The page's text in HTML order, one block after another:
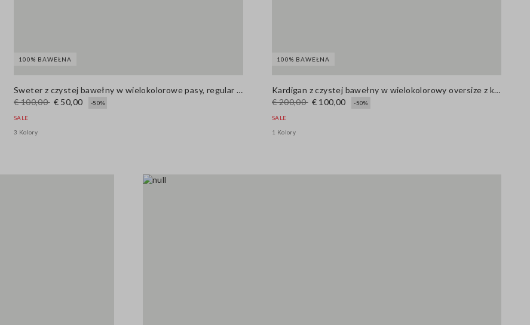
100% BAWEŁNA
Sweter z czystej bawełny w wielokolorowe pasy, regular fit z kołnierzem polo
€ 100,00 € 50,00 -50%
SALE
3 Kolory
100% BAWEŁNA
Kardigan z czystej bawełny w wielokolorowy oversize z kołnierzem szalowym
€ 200,00 € 100,00 -50%
SALE
1 Kolory